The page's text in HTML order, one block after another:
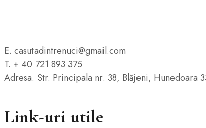
E. casutadintrenuci@gmail.com
T. + 40 721 893 375
Adresa. Str. Principala nr. 38, Blăjeni, Hunedoara
Link-uri utile